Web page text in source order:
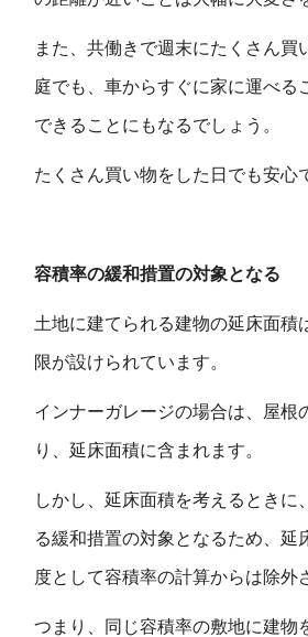
また、共働きで週末にたくさん買
庭でも、車からすぐに家に運べる
できることにもなるでしょう。
たくさん買い物をした日でも安心
容積率の緩和措置の対象となる
土地に建てられる建物の延床面積
限が設けられています。
インナーガレージの場合は、屋根
り、延床面積に含まれます。
しかし、延床面積を考えるときに
る緩和措置の対象となるため、延
度として容積率の計算からは除外
つまり、同じ容積率の敷地に建物